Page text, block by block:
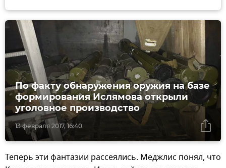
13 февраля 2017, 16:40
По факту обнаружения оружия на базе
формирования Ислямова открыли
уголовное производство
Теперь эти фантазии рассеялись. Меджлис понял, что